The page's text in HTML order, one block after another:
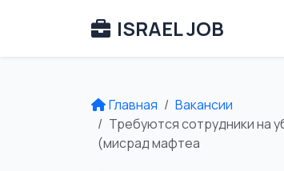
ISRAEL JOB
Главная
Вакансии
Требуются сотрудники на
(мисрад мафтеа